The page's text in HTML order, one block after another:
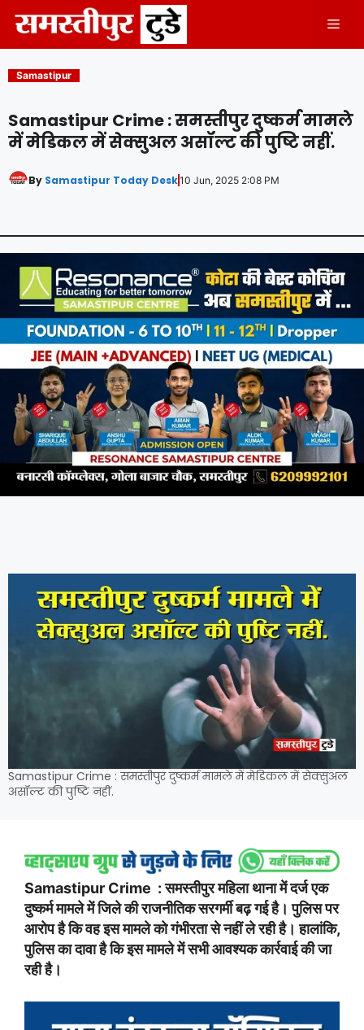
content
Samastipur
Samastipur Crime : समस्तीपुर दुष्कर्म मामले
में मेडिकल में सेक्सुअल असॉल्ट की पुष्टि नहीं.
By Samastipur Today Desk10 Jun, 2025 2:08 PM
Samastipur Crime : समस्तीपुर दुष्कर्म मामले में मेडिकल में सेक्सुअल
असॉल्ट की पुष्टि नहीं.
Samastipur Crime : समस्तीपुर महिला थाना में दर्ज एक
दुष्कर्म मामले में जिले की राजनीतिक सरगर्मी बढ़ गई है। पुलिस पर
आरोप है कि वह इस मामले को गंभीरता से नहीं ले रही है। हालांकि,
पुलिस का दावा है कि इस मामले में सभी आवश्यक कार्रवाई की जा
रही है।